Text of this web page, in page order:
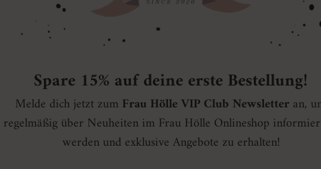
Spare 15% auf deine erste Bestellung!
Melde dich jetzt zum Frau Hölle VIP Club Newsletteran,
regelmäßig über Neuheiten im Frau Hölle Onlineshop
werden und exklusive Angebote zu erhalten!